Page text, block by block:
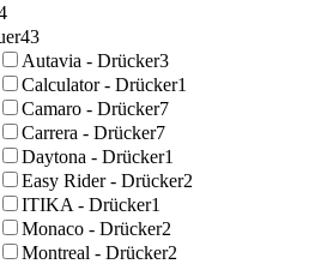
43
Autavia - Drücker3
Calculator - Drücker1
Camaro - Drücker7
Carrera - Drücker7
Daytona - Drücker1
Easy Rider - Drücker2
ITIKA - Drücker1
Monaco - Drücker2
Montreal - Drücker2